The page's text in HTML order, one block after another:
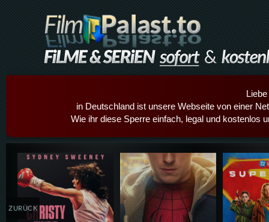
in Deutschland ist unsere Webseite von einer
Wie ihr diese Sperre einfach, legal und kostenlos
Details,Play Details,Play
ZURÜCK